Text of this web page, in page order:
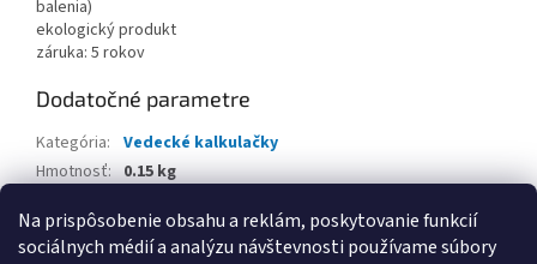
Na prispôsobenie obsahu a reklám, poskytovanie funkcií
sociálnych médií a analýzu návštevnosti používame súbory
balenia)
ekologický produkt
záruka: 5 rokov
Dodatočné parametre
Kategória: Vedecké kalkulačky
Hmotnosť: 0.15 kg